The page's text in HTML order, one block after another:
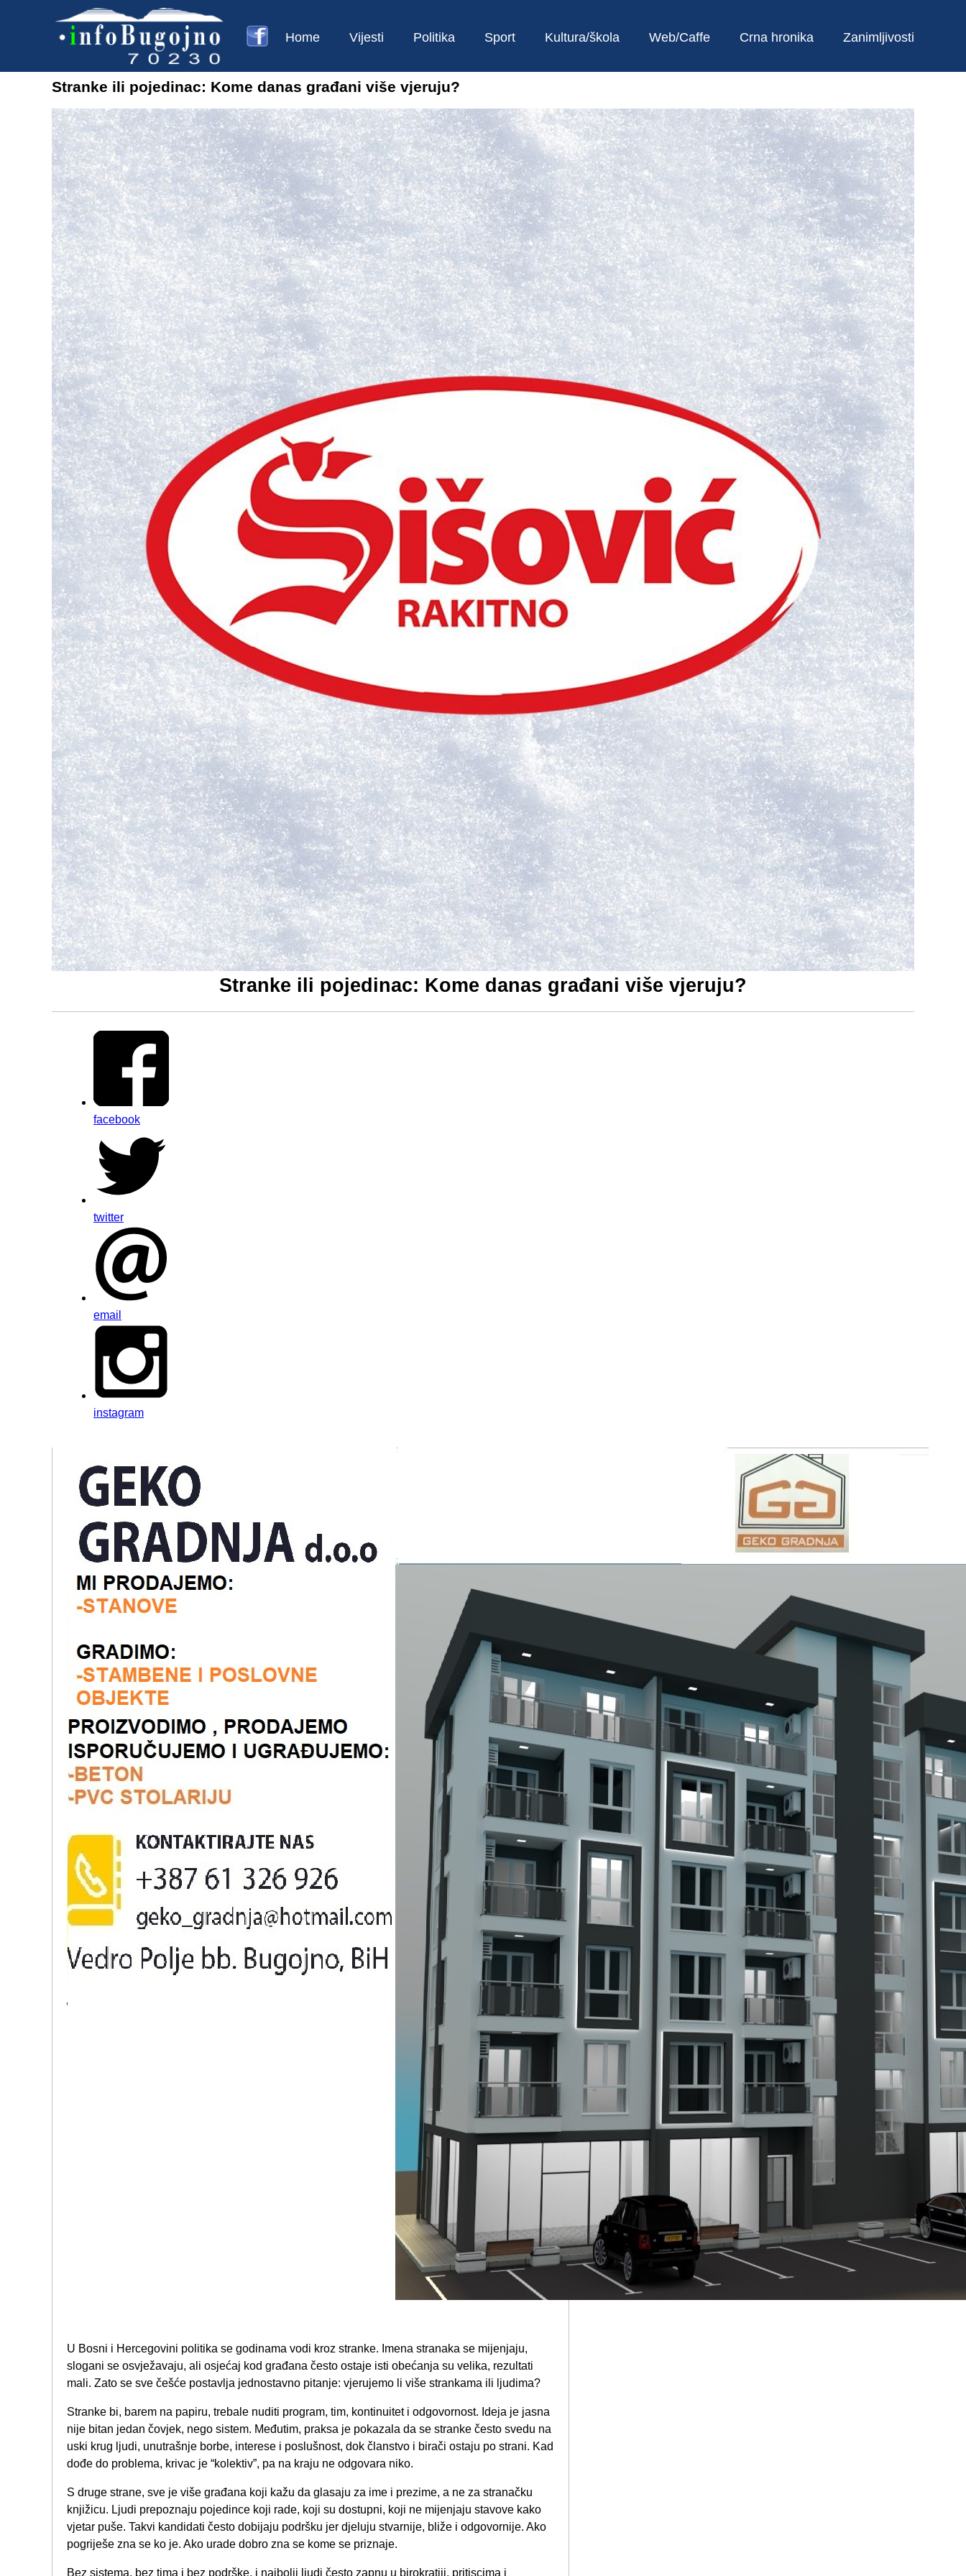
Home Vijesti Politika Sport Kultura/škola Web/Caffe Crna hronika Zanimljivosti
Stranke ili pojedinac: Kome danas građani više vjeruju?
Stranke ili pojedinac: Kome danas građani više vjeruju?
facebook
twitter
email
instagram
U Bosni i Hercegovini politika se godinama vodi kroz stranke. Imena stranaka se mijenjaju,
slogani se osvježavaju, ali osjećaj kod građana često ostaje isti obećanja su velika, rezultati
mali. Zato se sve češće postavlja jednostavno pitanje: vjerujemo li više strankama ili ljudima?
Stranke bi, barem na papiru, trebale nuditi program, tim, kontinuitet i odgovornost. Ideja je jasna
nije bitan jedan čovjek, nego sistem. Međutim, praksa je pokazala da se stranke često svedu na
uski krug ljudi, unutrašnje borbe, interese i poslušnost, dok članstvo i birači ostaju po strani. Kad
dođe do problema, krivac je “kolektiv”, pa na kraju ne odgovara niko.
S druge strane, sve je više građana koji kažu da glasaju za ime i prezime, a ne za stranačku
knjižicu. Ljudi prepoznaju pojedince koji rade, koji su dostupni, koji ne mijenjaju stavove kako
vjetar puše. Takvi kandidati često dobijaju podršku jer djeluju stvarnije, bliže i odgovornije. Ako
pogriješe zna se ko je. Ako urade dobro zna se kome se priznaje.
Bez sistema, bez tima i bez podrške, i najbolji ljudi često zapnu u birokratiji, pritiscima i